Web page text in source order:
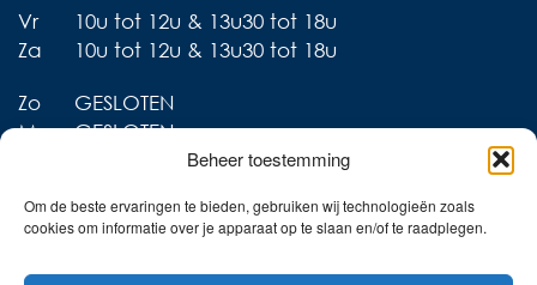
Beheer toestemming
Om de beste ervaringen te bieden, gebruiken wij technologieën zoals
cookies om informatie over je apparaat op te slaan en/of te raadplegen.
Vr
10u tot 12u & 13u30 tot 18u
Za
10u tot 12u & 13u30 tot 18u
Zo
GESLOTEN
Ma
GESLOTEN